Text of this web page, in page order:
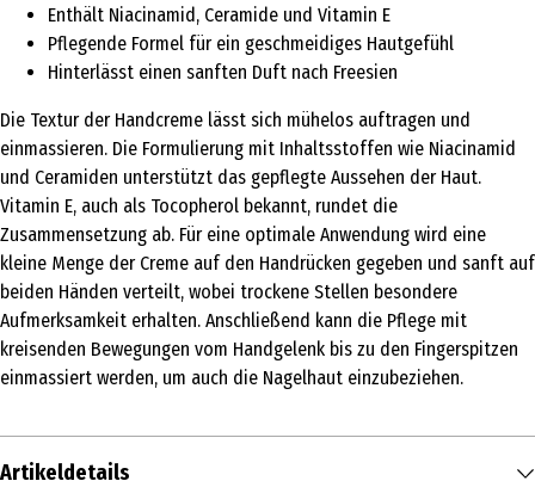
Enthält Niacinamid, Ceramide und Vitamin E
Pflegende Formel für ein geschmeidiges Hautgefühl
Hinterlässt einen sanften Duft nach Freesien
Die Textur der Handcreme lässt sich mühelos auftragen und
einmassieren. Die Formulierung mit Inhaltsstoffen wie Niacinamid
und Ceramiden unterstützt das gepflegte Aussehen der Haut.
Vitamin E, auch als Tocopherol bekannt, rundet die
Zusammensetzung ab. Für eine optimale Anwendung wird eine
kleine Menge der Creme auf den Handrücken gegeben und sanft auf
beiden Händen verteilt, wobei trockene Stellen besondere
Aufmerksamkeit erhalten. Anschließend kann die Pflege mit
kreisenden Bewegungen vom Handgelenk bis zu den Fingerspitzen
einmassiert werden, um auch die Nagelhaut einzubeziehen.
Artikeldetails